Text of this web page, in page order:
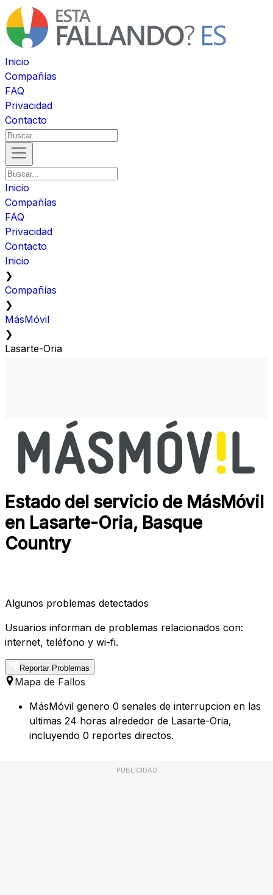
Inicio
Compañías
FAQ
Privacidad
Contacto
Inicio
Compañías
FAQ
Privacidad
Contacto
Inicio
❯
Compañías
❯
MásMóvil
❯
Lasarte-Oria
Estado del servicio de MásMóvil
en Lasarte-Oria, Basque
Country
Algunos problemas detectados
Usuarios informan de problemas relacionados con:
internet, teléfono y wi-fi.
Reportar Problemas
Mapa de Fallos
MásMóvil genero 0 senales de interrupcion en las
ultimas 24 horas alrededor de Lasarte-Oria,
incluyendo 0 reportes directos.
PUBLICIDAD